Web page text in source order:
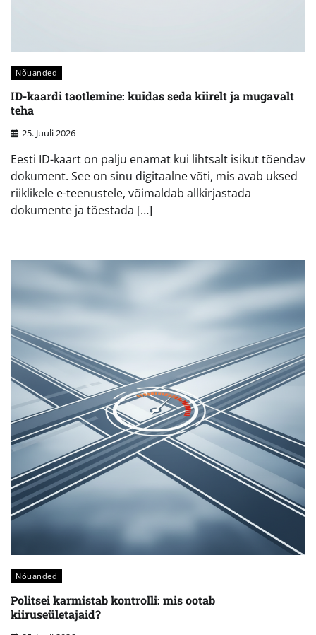
Nõuanded
ID-kaardi taotlemine: kuidas seda kiirelt ja mugavalt
teha
25. Juuli 2026
Eesti ID-kaart on palju enamat kui lihtsalt isikut tõendav
dokument. See on sinu digitaalne võti, mis avab uksed
riiklikele e-teenustele, võimaldab allkirjastada
dokumente ja tõestada […]
Nõuanded
Politsei karmistab kontrolli: mis ootab
kiiruseületajaid?